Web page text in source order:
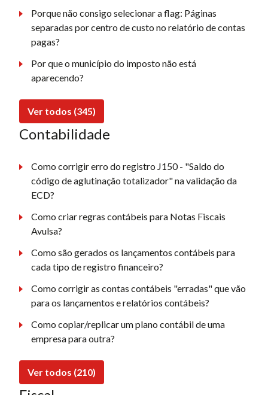
Porque não consigo selecionar a flag: Páginas
separadas por centro de custo no relatório de contas
pagas?
Por que o município do imposto não está
aparecendo?
Ver todos (345)
Contabilidade
Como corrigir erro do registro J150 - "Saldo do
código de aglutinação totalizador" na validação da
ECD?
Como criar regras contábeis para Notas Fiscais
Avulsa?
Como são gerados os lançamentos contábeis para
cada tipo de registro financeiro?
Como corrigir as contas contábeis "erradas" que vão
para os lançamentos e relatórios contábeis?
Como copiar/replicar um plano contábil de uma
empresa para outra?
Ver todos (210)